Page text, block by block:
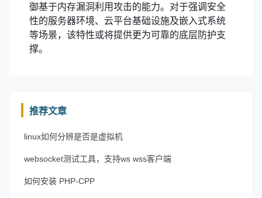
御基于内存漏洞利用攻击的能力。对于强调安全
性的服务器环境、云平台基础设施及嵌入式系统
等场景，该特性或将提供更为可靠的底层防护支
撑。
推荐文章
linux如何分辨是否是虚拟机
websocket测试工具，支持ws wss客户端
如何安装 PHP-CPP